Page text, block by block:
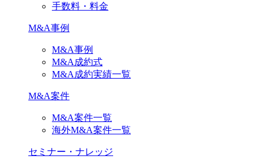
手数料・料金
M&A事例
M&A事例
M&A成約式
M&A成約実績一覧
M&A案件
M&A案件一覧
海外M&A案件一覧
セミナー・ナレッジ